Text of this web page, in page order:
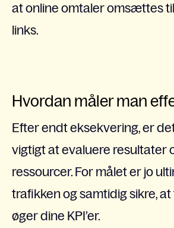
at online omtaler omsættes
links.
Hvordan måler man
Efter endt eksekvering, er
vigtigt at evaluere resultater
ressourcer. For målet er jo
trafikken og samtidig sikre,
øger dine KPI’er.